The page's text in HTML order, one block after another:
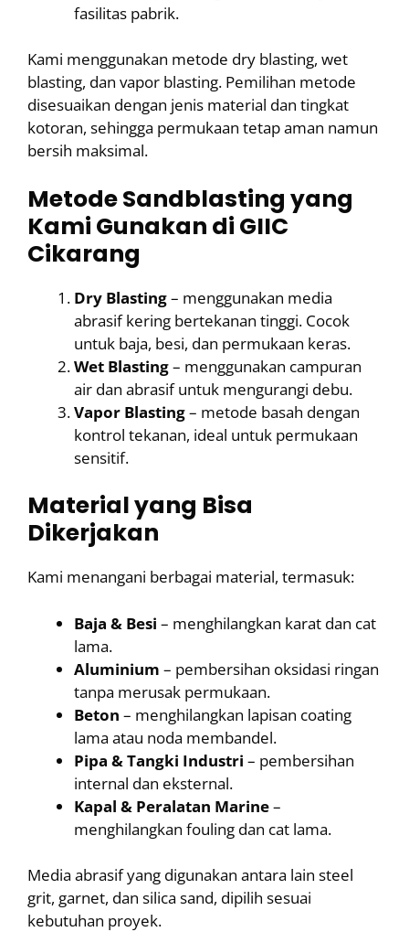
fasilitas pabrik.
Kami menggunakan metode dry blasting, wet
blasting, dan vapor blasting. Pemilihan metode
disesuaikan dengan jenis material dan tingkat
kotoran, sehingga permukaan tetap aman namun
bersih maksimal.
Metode Sandblasting yang
Kami Gunakan di GIIC
Cikarang
Dry Blasting– menggunakan media
abrasif kering bertekanan tinggi. Cocok
untuk baja, besi, dan permukaan keras.
Wet Blasting– menggunakan campuran
air dan abrasif untuk mengurangi debu.
Vapor Blasting– metode basah dengan
kontrol tekanan, ideal untuk permukaan
sensitif.
Material yang Bisa
Dikerjakan
Kami menangani berbagai material, termasuk:
Baja & Besi – menghilangkan karat dan cat
lama.
Aluminium – pembersihan oksidasi ringan
tanpa merusak permukaan.
Beton – menghilangkan lapisan coating
lama atau noda membandel.
Pipa & Tangki Industri – pembersihan
internal dan eksternal.
Kapal & Peralatan Marine–
menghilangkan fouling dan cat lama.
Media abrasif yang digunakan antara lain steel
grit, garnet, dan silica sand, dipilih sesuai
kebutuhan proyek.